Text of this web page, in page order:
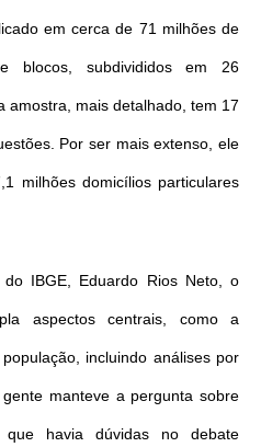
em cerca de 71 milhões de
blocos, subdivididos em 26
amostra, mais detalhado, tem 17
Por ser mais extenso, ele
milhões domicílios particulares
IBGE, Eduardo Rios Neto, o
aspectos centrais, como a
incluindo análises por
manteve a pergunta sobre
que havia dúvidas no debate